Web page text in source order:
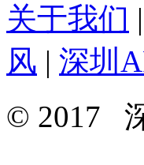
关于我们 |
风 | 深圳
© 2017